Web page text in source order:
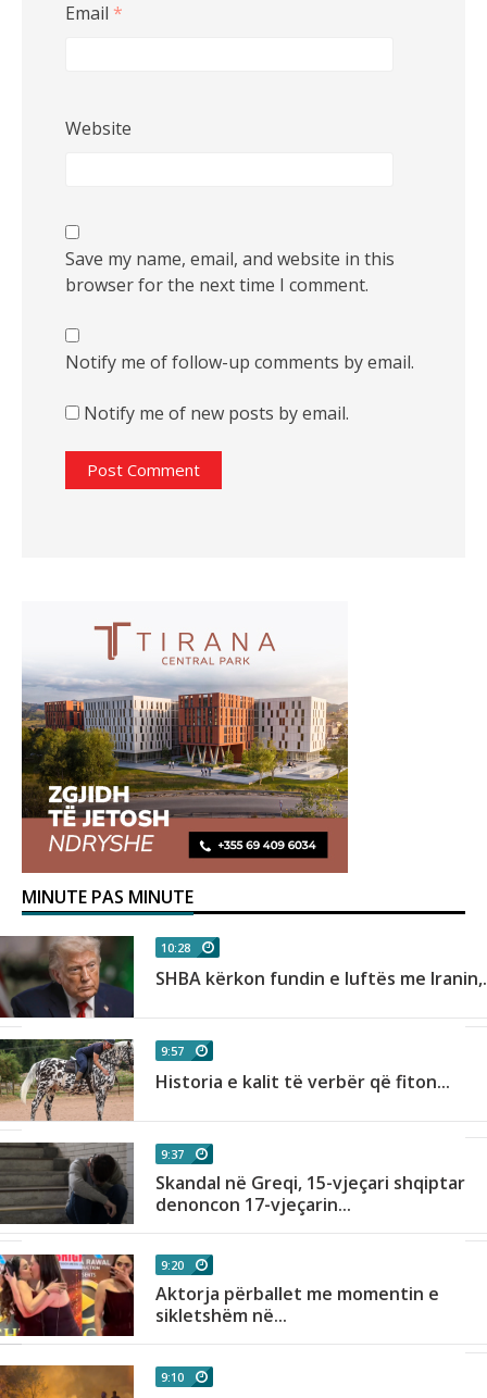
Email *
Website
Save my name, email, and website in this
browser for the next time I comment.
Notify me of follow-up comments by email.
Notify me of new posts by email.
MINUTE PAS MINUTE
10:28
SHBA kërkon fundin e luftës me
9:57
Historia e kalit të verbër që fiton...
9:37
Skandal në Greqi, 15-vjeçari shqiptar
denoncon 17-vjeçarin...
9:20
Aktorja përballet me momentin e
sikletshëm në...
9:10